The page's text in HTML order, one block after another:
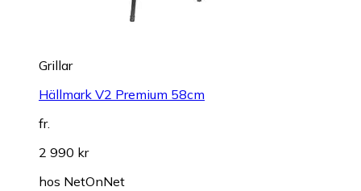
Grillar
Hällmark V2 Premium 58cm
fr.
2 990 kr
hos NetOnNet